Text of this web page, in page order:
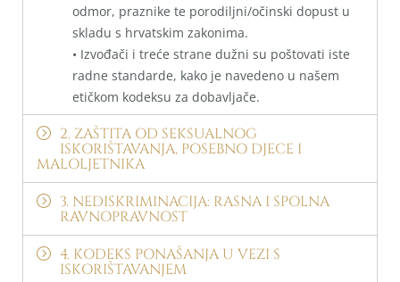
odmor, praznike te porodiljni/očinski dopust u
skladu s hrvatskim zakonima.
• Izvođači i treće strane dužni su poštovati iste
radne standarde, kako je navedeno u našem
etičkom kodeksu za dobavljače.
2. ZAŠTITA OD SEKSUALNOG
ISKORIŠTAVANJA, POSEBNO DJECE I
MALOLJETNIKA
3. NEDISKRIMINACIJA: RASNA I SPOLNA
RAVNOPRAVNOST
4. KODEKS PONAŠANJA U VEZI S
ISKORIŠTAVANJEM